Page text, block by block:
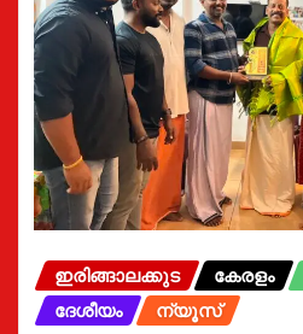
ഇരിങ്ങാലക്കുട കേരളം
ദേശീയം
ന്യൂസ്